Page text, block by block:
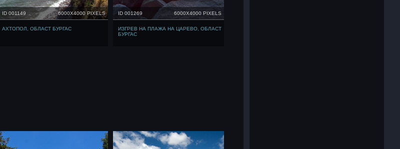
ID 001149 6000X4000 PIXELS
АХТОПОЛ, ОБЛАСТ БУРГАС
ID 001269 6000X4000 PIXELS
ИЗГРЕВ НА ПЛАЖА НА ЦАРЕВО, ОБЛАСТ
БУРГАС